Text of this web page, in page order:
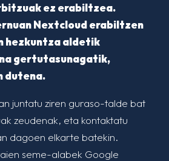
ez erabiltzea.
Nextcloud erabiltzen
hezkuntza aldetik
gertutasunagatik,
dutena.
juntatu ziren guraso-talde bat
zeudenak, eta kontaktatu
dagoen elkarte batekin.
seme-alabek Google